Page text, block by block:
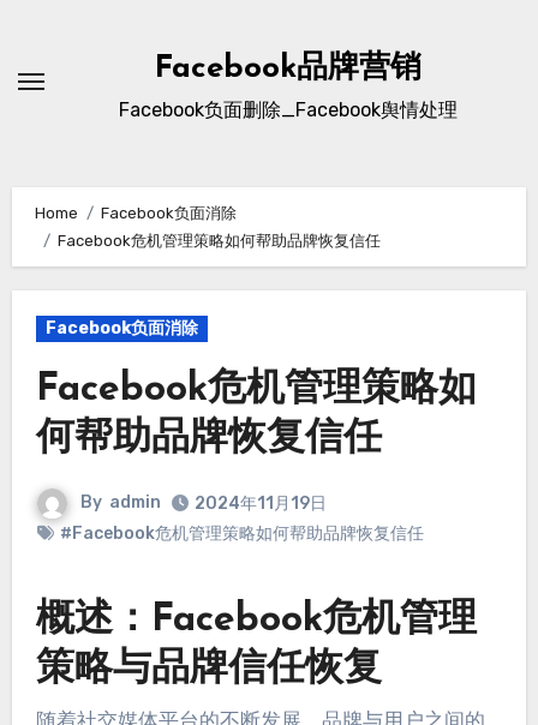
content
Facebook品牌营销
Facebook负面删除_Facebook舆情处理
Home
Facebook负面消除
Facebook危机管理策略如何帮助品牌恢复信任
Facebook负面消除
Facebook危机管理策略如
何帮助品牌恢复信任
By admin
2024年11月19日
#Facebook危机管理策略如何帮助品牌恢复信任
概述：Facebook危机管理
策略与品牌信任恢复
随着社交媒体平台的不断发展，品牌与用户之间的